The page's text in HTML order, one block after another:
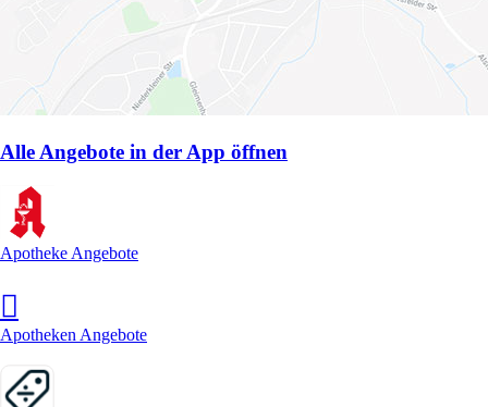
Alle Angebote in der App öffnen
Apotheke Angebote
Apotheken Angebote